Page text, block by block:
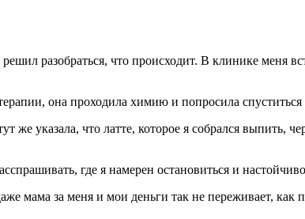
разобраться, что происходит. В клинике меня
она проходила химию и попросила
указала, что латте, которое я собрался выпить,
где я намерен остановиться и
мама за меня и мои деньги так не переживает, как